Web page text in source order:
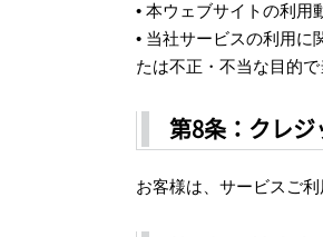
• 本ウェブサイトの利用
• 当社サービスの利用に
たは不正・不当な目的
第8条：クレジ
お客様は、サービスご